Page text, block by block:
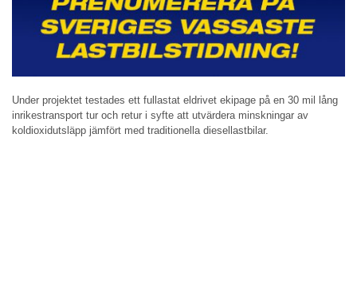
Under projektet testades ett fullastat eldrivet ekipage på en 30 mil lång
inrikestransport tur och retur i syfte att utvärdera minskningar av
koldioxidutsläpp jämfört med traditionella diesellastbilar.